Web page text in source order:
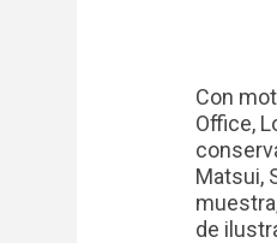
Con
Office,
Matsui,
de